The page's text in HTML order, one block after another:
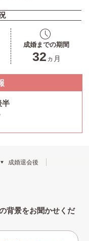
成婚までの期間
32 ヵ月
半
成婚退会後
背景をお聞かせくだ